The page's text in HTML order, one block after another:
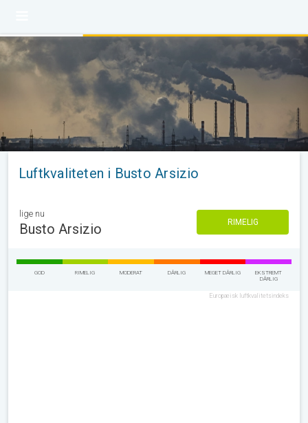
Luftkvaliteten i Busto Arsizio
lige nu
Busto Arsizio RIMELIG
GOD RIMELIG MODERAT DÅRLIG MEGET DÅRLIG
EKSTREMT
DÅRLIG
Europæisk luftkvalitetsindeks